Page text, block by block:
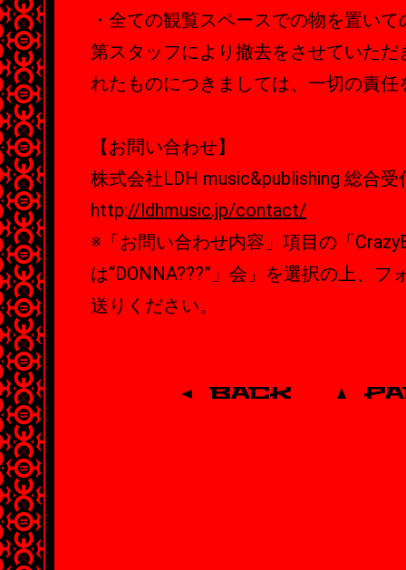
・全ての観覧スペースでの物を置い
第スタッフにより撤去をさせていた
れたものにつきましては、一切の責任
【お問い合わせ】
株式会社LDH music&publishing 総合受
http://ldhmusic.jp/contact/
※「お問い合わせ内容」項目の「
は“DONNA???”」会」を選択の上、フ
送りください。
BACK